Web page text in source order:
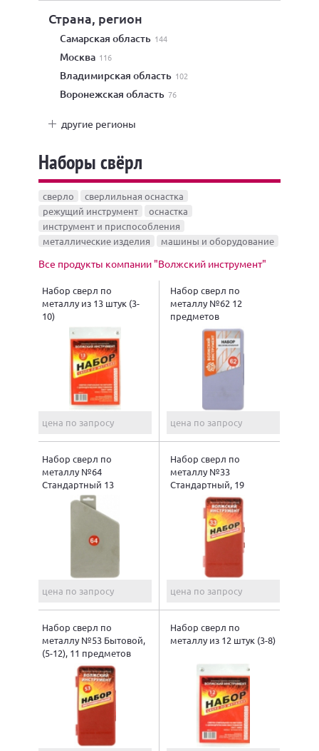
Страна, регион
Самарская область 144
Москва 116
Владимирская область 102
Воронежская область 76
другие регионы
Наборы свёрл
сверло
сверлильная оснастка
режущий инструмент
оснастка
инструмент и приспособления
металлические изделия
машины и оборудование
Все продукты компании "Волжский инструмент"
Набор сверл по
металлу из 13 штук (3-
10)
цена по запросу
Набор сверл по
металлу №62 12
предметов
цена по запросу
Набор сверл по
металлу №64
Стандартный 13
предметов
цена по запросу
Набор сверл по
металлу №33
Стандартный, 19
предметов
цена по запросу
Набор сверл по
металлу №53 Бытовой,
(5-12), 11 предметов
Набор сверл по
металлу из 12 штук (3-8)